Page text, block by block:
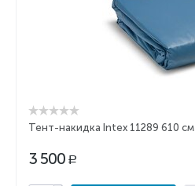
Тент-накидка Intex 11289 610 см
3 500 Р